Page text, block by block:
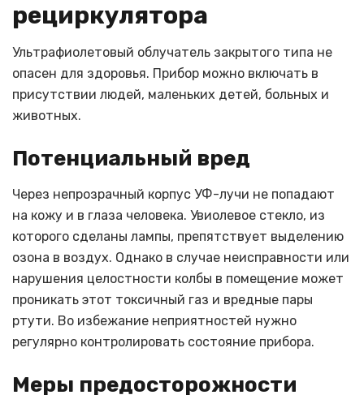
рециркулятора
Ультрафиолетовый облучатель закрытого типа не
опасен для здоровья. Прибор можно включать в
присутствии людей, маленьких детей, больных и
животных.
Потенциальный вред
Через непрозрачный корпус УФ-лучи не попадают
на кожу и в глаза человека. Увиолевое стекло, из
которого сделаны лампы, препятствует выделению
озона в воздух. Однако в случае неисправности или
нарушения целостности колбы в помещение может
проникать этот токсичный газ и вредные пары
ртути. Во избежание неприятностей нужно
регулярно контролировать состояние прибора.
Меры предосторожности